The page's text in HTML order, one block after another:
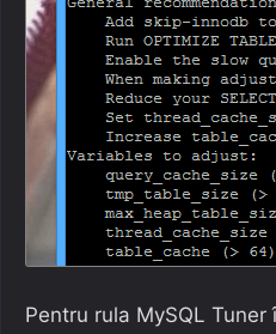
Pentru rula MySQL